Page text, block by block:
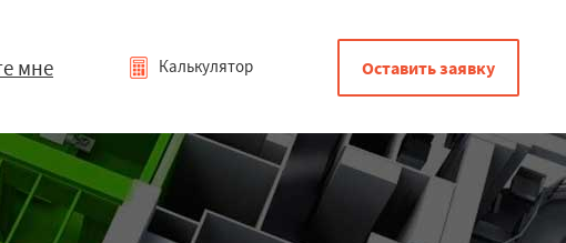
мне Калькулятор Оставить заявку